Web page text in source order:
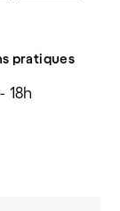
pratiques
18h